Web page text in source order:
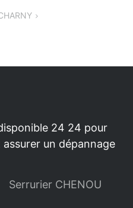
24 24 pour
un dépannage
Serrurier CHENOU